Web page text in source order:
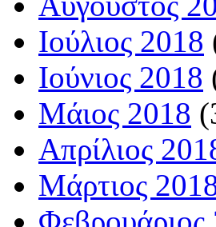
Ιούλιος 2018
Ιούνιος 2018
Μάιος 2018
Απρίλιος
Μάρτιος